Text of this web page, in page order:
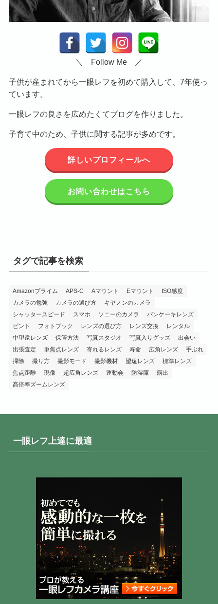
＼ Follow Me ／
子供が産まれてから一眼レフを初めて購入して、7年使っ
ています。
一眼レフの良さを広めたくてブログを作りました。
子育て中のため、子供に関する記事が多めです。
詳しいプロフィールへ
お問い合わせはこちら
タグで記事を検索
Amazonプライム APS-C Aマウント Eマウント
ISO感度
カメラの勉強
カメラの選び方
キヤノンのカメラ
シャッタースピード
スマホ ソニーのカメラ
パンケーキレンズ
ピント
フォトブック レンズの選び方 レンズ交換
レンタル
中望遠レンズ
保管方法 写真スタジオ 写真入りグッズ
出会い
出張査定
単焦点レンズ 寄れるレンズ 寿命 広角レンズ
手ぶれ
掃除
撮り方 撮影モード 撮影機材 望遠レンズ
標準レンズ
焦点距離
現像 超広角レンズ 運動会 防湿庫
露出
高倍率ズームレンズ
一眼レフ上達に最適